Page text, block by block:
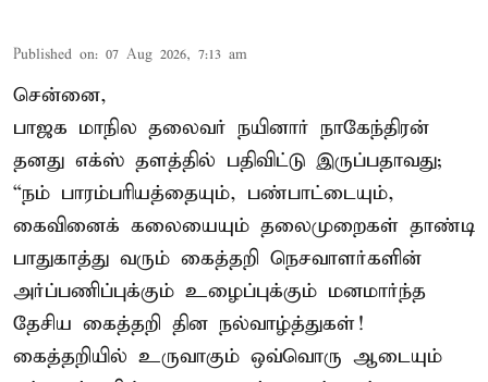
Published on: 07 Aug 2026, 7:13 am
சென்னை,
பாஜக மாநில தலைவர் நயினார் நாகேந்திரன்
தனது எக்ஸ் தளத்தில் பதிவிட்டு இருப்பதாவது;
“நம் பாரம்பரியத்தையும், பண்பாட்டையும்,
கைவினைக் கலையையும் தலைமுறைகள் தாண்டி
பாதுகாத்து வரும் கைத்தறி நெசவாளர்களின்
அர்ப்பணிப்புக்கும் உழைப்புக்கும் மனமார்ந்த
தேசிய கைத்தறி தின நல்வாழ்த்துகள்!
கைத்தறியில் உருவாகும் ஒவ்வொரு ஆடையும்